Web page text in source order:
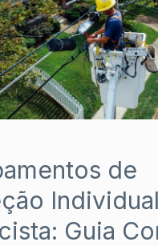
de
Guia